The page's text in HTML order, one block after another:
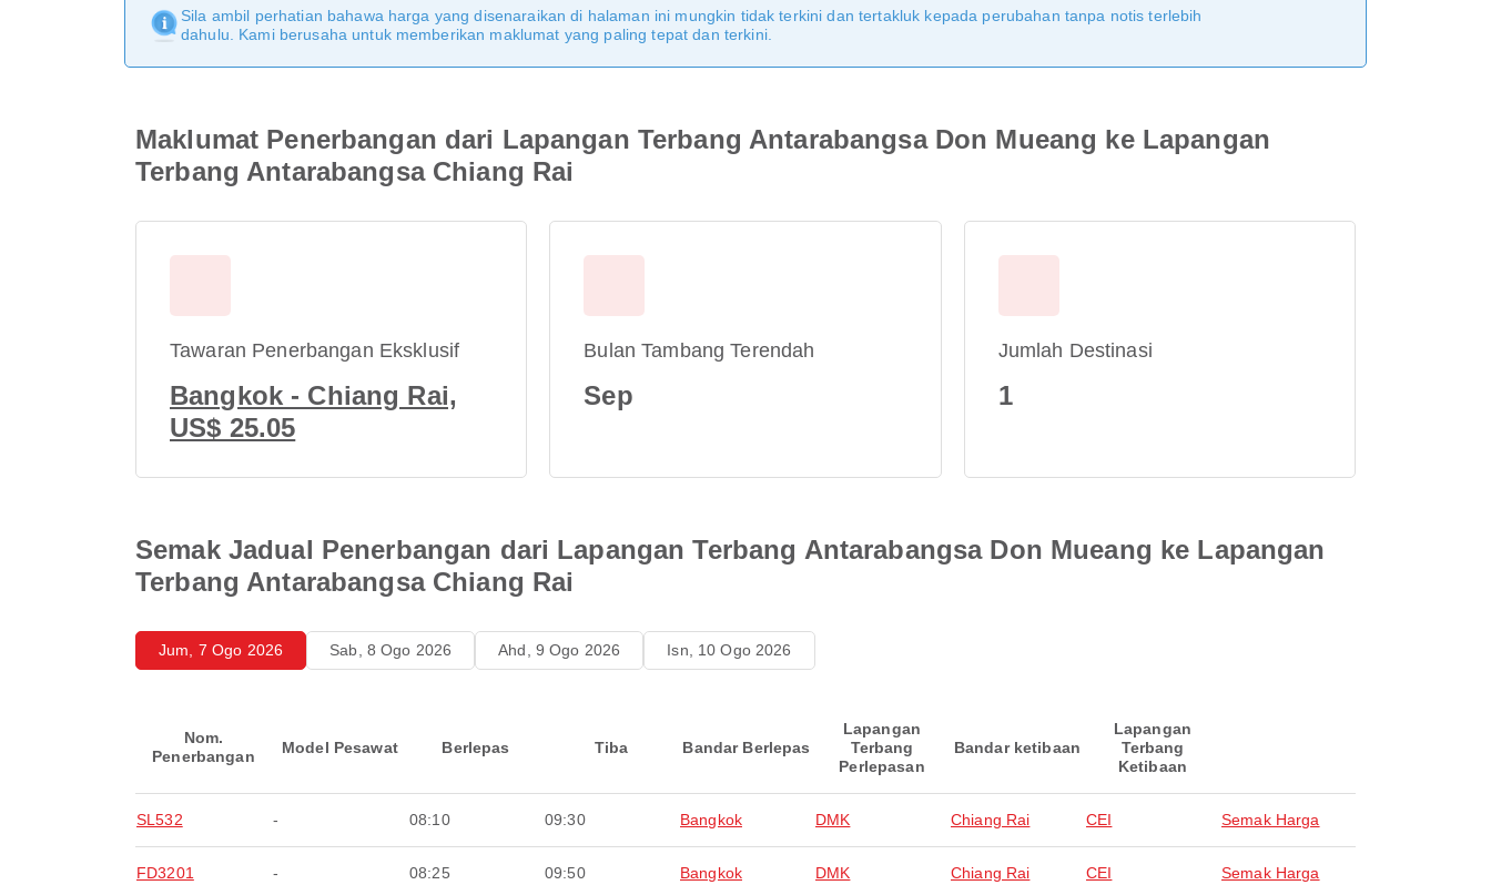
Sila ambil perhatian bahawa harga yang disenaraikan di halaman ini mungkin tidak terkini dan tertakluk kepada perubahan tanpa notis terlebih
dahulu. Kami berusaha untuk memberikan maklumat yang paling tepat dan terkini.
Maklumat Penerbangan dari Lapangan Terbang Antarabangsa Don Mueang ke Lapangan
Terbang Antarabangsa Chiang Rai
Tawaran Penerbangan Eksklusif
Bangkok - Chiang Rai,
US$ 25.05
Bulan Tambang Terendah
Sep
Jumlah Destinasi
1
Semak Jadual Penerbangan dari Lapangan Terbang Antarabangsa Don Mueang ke Lapangan
Terbang Antarabangsa Chiang Rai
Jum, 7 Ogo 2026 Sab, 8 Ogo 2026 Ahd, 9 Ogo 2026 Isn, 10 Ogo 2026
Nom.
Penerbangan
Model Pesawat Berlepas Tiba Bandar Berlepas
Lapangan
Terbang
Perlepasan
Bandar ketibaan
Lapangan
Terbang
Ketibaan
SL532 - 08:10 09:30 Bangkok DMK Chiang Rai CEI Semak Harga
FD3201 - 08:25 09:50 Bangkok DMK Chiang Rai CEI Semak Harga